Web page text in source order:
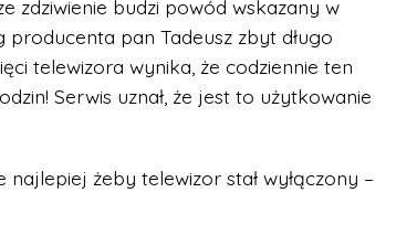
zdziwienie budzi powód wskazany w
producenta pan Tadeusz zbyt długo
telewizora wynika, że codziennie ten
Serwis uznał, że jest to użytkowanie
żeby telewizor stał wyłączony –